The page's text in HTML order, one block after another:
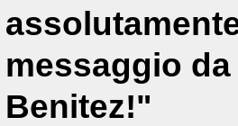
messaggio
Benitez!"